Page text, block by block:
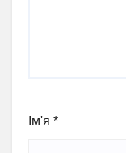
Ім'я *